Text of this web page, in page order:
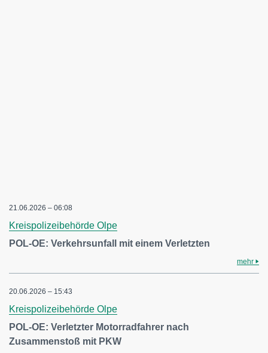
21.06.2026 – 06:08
Kreispolizeibehörde Olpe
POL-OE: Verkehrsunfall mit einem Verletzten
mehr
20.06.2026 – 15:43
Kreispolizeibehörde Olpe
POL-OE: Verletzter Motorradfahrer nach
Zusammenstoß mit PKW